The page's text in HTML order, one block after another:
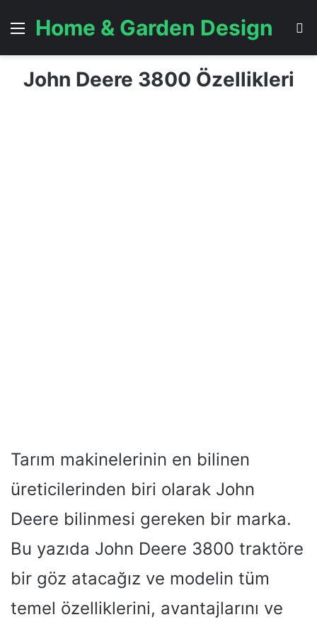
Menü
Home & Garden Design
John Deere 3800 Özellikleri
Tarım makinelerinin en bilinen
üreticilerinden biri olarak John
Deere bilinmesi gereken bir marka.
Bu yazıda John Deere 3800 traktöre
bir göz atacağız ve modelin tüm
temel özelliklerini, avantajlarını ve